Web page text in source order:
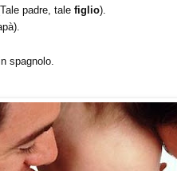
padre, tale figlio).
spagnolo.